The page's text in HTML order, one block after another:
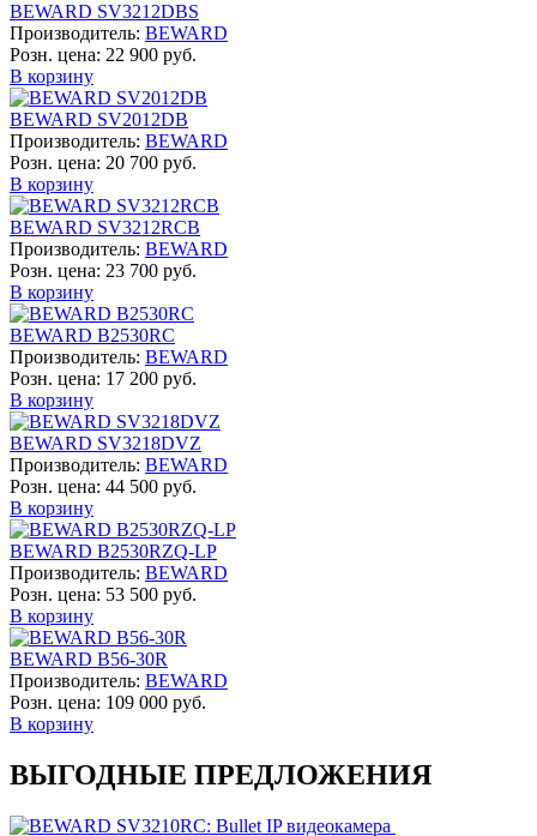
BEWARD SV3212DBS
Производитель: BEWARD
Розн. цена: 22 900 руб.
В корзину
BEWARD SV2012DB
Производитель: BEWARD
Розн. цена: 20 700 руб.
В корзину
BEWARD SV3212RCB
Производитель: BEWARD
Розн. цена: 23 700 руб.
В корзину
BEWARD B2530RC
Производитель: BEWARD
Розн. цена: 17 200 руб.
В корзину
BEWARD SV3218DVZ
Производитель: BEWARD
Розн. цена: 44 500 руб.
В корзину
BEWARD B2530RZQ-LP
Производитель: BEWARD
Розн. цена: 53 500 руб.
В корзину
BEWARD B56-30R
Производитель: BEWARD
Розн. цена: 109 000 руб.
В корзину
ВЫГОДНЫЕ ПРЕДЛОЖЕНИЯ